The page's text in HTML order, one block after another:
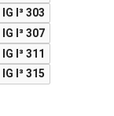
IG I³ 303
IG I³ 307
IG I³ 311
IG I³ 315